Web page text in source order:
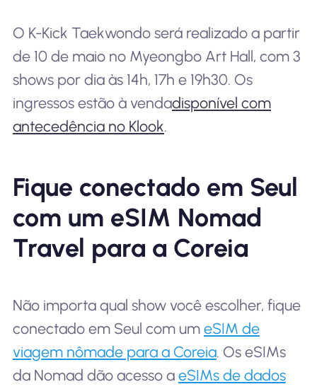
O K-Kick Taekwondo será realizado a partir
de 10 de maio no Myeongbo Art Hall, com 3
shows por dia às 14h, 17h e 19h30. Os
ingressos estão à vendadisponível com
antecedência no Klook.
Fique conectado em Seul
com um eSIM Nomad
Travel para a Coreia
Não importa qual show você escolher, fique
conectado em Seul com um eSIM de
viagem nômade para a Coreia. Os eSIMs
da Nomad dão acesso a eSIMs de dados